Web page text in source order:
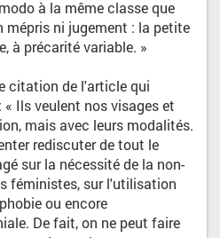
à la même classe que
mépris ni jugement : la petite
à précarité variable. »
citation de l'article qui
Ils veulent nos visages et
mais avec leurs modalités.
rediscuter de tout le
sur la nécessité de la non-
féministes, sur l'utilisation
ou encore
De fait, on ne peut faire